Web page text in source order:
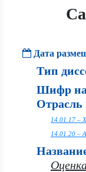
Дата
Тип
Шифр
14.01.17 –
14.01.20 –